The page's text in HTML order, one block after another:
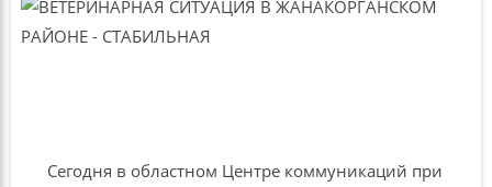
Сегодня в областном Центре коммуникаций при